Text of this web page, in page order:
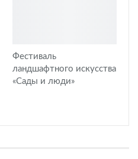
Фестиваль
ландшафтного искусства
«Сады и люди»